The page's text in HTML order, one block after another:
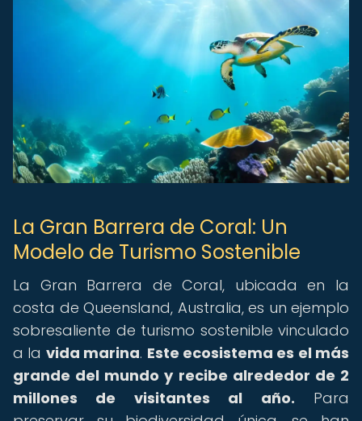
La Gran Barrera de Coral: Un
Modelo de Turismo Sostenible
La Gran Barrera de Coral, ubicada en la
costa de Queensland, Australia, es un ejemplo
sobresaliente de turismo sostenible vinculado
a la vida marina. Este ecosistema es el más
grande del mundo y recibe alrededor de 2
millones de visitantes al año. Para